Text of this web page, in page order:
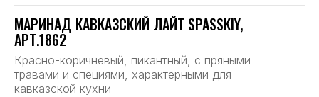
МАРИНАД КАВКАЗСКИЙ ЛАЙТ SPASSKIY,
АРТ.1862
Красно-коричневый, пикантный, с пряными
травами и специями, характерными для
кавказской кухни